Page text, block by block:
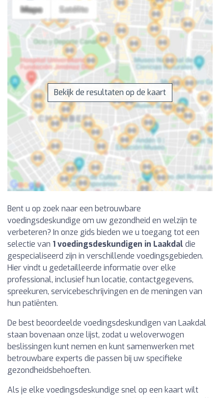
Bekijk de resultaten op de kaart
Bent u op zoek naar een betrouwbare
voedingsdeskundige om uw gezondheid en welzijn te
verbeteren? In onze gids bieden we u toegang tot een
selectie van 1 voedingsdeskundigen in Laakdal die
gespecialiseerd zijn in verschillende voedingsgebieden.
Hier vindt u gedetailleerde informatie over elke
professional, inclusief hun locatie, contactgegevens,
spreekuren, servicebeschrijvingen en de meningen van
hun patiënten.
De best beoordeelde voedingsdeskundigen van Laakdal
staan bovenaan onze lijst, zodat u weloverwogen
beslissingen kunt nemen en kunt samenwerken met
betrouwbare experts die passen bij uw specifieke
gezondheidsbehoeften.
Als je elke voedingsdeskundige snel op een kaart wilt